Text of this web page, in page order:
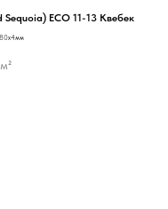
Sequoia) ЕСО 11-13 Квебек